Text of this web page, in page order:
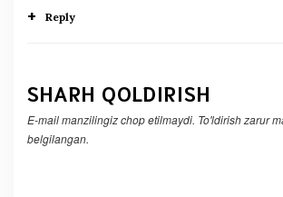
Reply
SHARH QOLDIRISH
E-mail manzilingiz chop etilmaydi. To'ldirish zarur
belgilangan.